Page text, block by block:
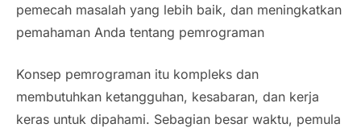
pemecah masalah yang lebih baik, dan meningkatkan
pemahaman Anda tentang pemrograman
Konsep pemrograman itu kompleks dan
membutuhkan ketangguhan, kesabaran, dan kerja
keras untuk dipahami. Sebagian besar waktu, pemula